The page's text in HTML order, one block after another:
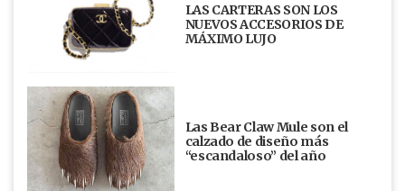
LAS CARTERAS SON LOS
NUEVOS ACCESORIOS DE
MÁXIMO LUJO
Las Bear Claw Mule son el
calzado de diseño más
“escandaloso” del año